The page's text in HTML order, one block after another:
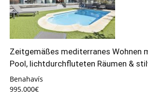
Zeitgemäßes mediterranes Wohnen
Pool, lichtdurchfluteten Räumen &
Benahavís
995.000€